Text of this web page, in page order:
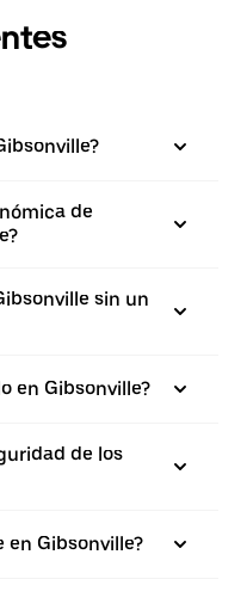
de
sin un
en Gibsonville?
de los
en Gibsonville?